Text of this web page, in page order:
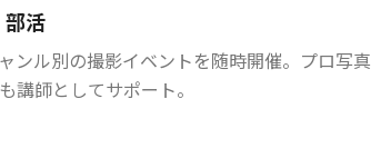
部活
ンル別の撮影イベントを随時開催。プロ写真
講師としてサポート。